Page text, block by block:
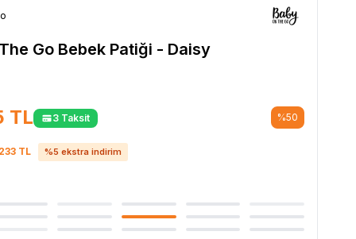
Go Bebek Patiği - Daisy
TL 3 Taksit %50
233 TL %5 ekstra indirim